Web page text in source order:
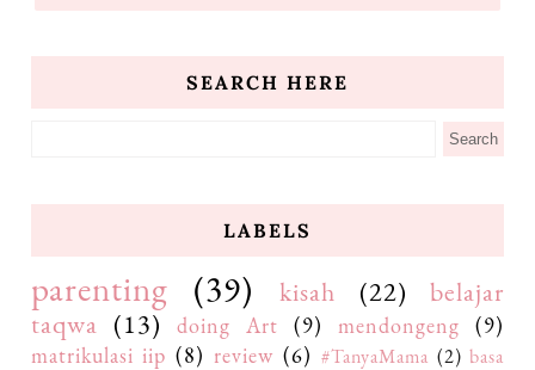
SEARCH HERE
LABELS
parenting (39) kisah (22)
belajar
taqwa (13) doing Art (9) mendongeng
(9)
matrikulasi iip (8) review (6) #TanyaMama (2) basa